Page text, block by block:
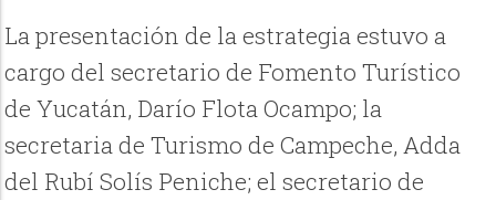
La presentación de la estrategia estuvo a
cargo del secretario de Fomento Turístico
de Yucatán, Darío Flota Ocampo; la
secretaria de Turismo de Campeche, Adda
del Rubí Solís Peniche; el secretario de